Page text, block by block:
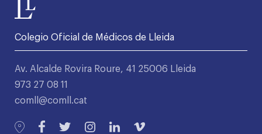
Colegio Oficial de Médicos de Lleida
Av. Alcalde Rovira Roure, 41 25006 Lleida
973 27 08 11
comll@comll.cat